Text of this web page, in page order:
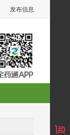
发布信息